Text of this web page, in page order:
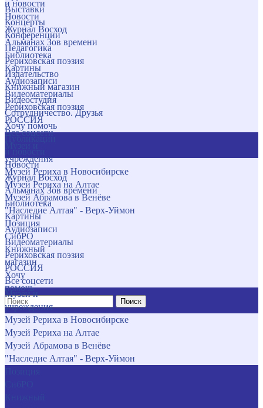
и новости
Новости
Журнал Восход
Альманах Зов времени
Библиотека
Картины
Аудиозаписи
Видеоматериалы
Рериховская поэзия
РОССИЯ
Все соцсети
учреждения
Музей Рериха в Новосибирске
Музей Рериха на Алтае
Музей Абрамова в Венёве
"Наследие Алтая" - Верх-Уймон
Позиция
СибРО
Книжный
магазин
Хочу
помочь
Поиск
Выставки
Концерты
Конференции
Педагогика
Рериховская поэзия
Издательство
Книжный магазин
Видеостудия
Сотрудничество. Друзья
Хочу помочь
Новости
Журнал Восход
Альманах Зов времени
Библиотека
Картины
Аудиозаписи
Видеоматериалы
Рериховская поэзия
РОССИЯ
Все соцсети
Музеи и
учреждения
Музей Рериха в Новосибирске
Музей Рериха на Алтае
Музей Абрамова в Венёве
"Наследие Алтая" - Верх-Уймон